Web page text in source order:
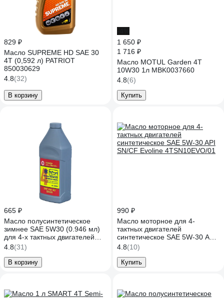
829 ₽
Масло SUPREME HD SAE 30
4T (0,592 л) PATRIOT
850030629
4.8(32)
В корзину
1 650 ₽
1 716 ₽
Масло MOTUL Garden 4T
10W30 1л MBK0037660
4.8(6)
Купить
665 ₽
Масло полусинтетическое
зимнее SAE 5W30 (0.946 мл)
для 4-х тактных двигателей
Калибр 00000044264
4.8(31)
В корзину
990 ₽
Масло моторное для 4-
тактных двигателей
синтетическое SAE 5W-30 API
SN/CF Evoline 4TSN10EVO/01
4.8(10)
Купить